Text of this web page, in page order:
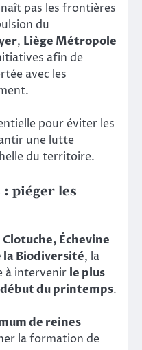
pas les frontières
du
, Liège Métropole
afin de
avec les
pour éviter les
une lutte
du territoire.
piéger les
Échevine
la Biodiversité, la
à intervenir le plus
début du printemps.
de reines
la formation de